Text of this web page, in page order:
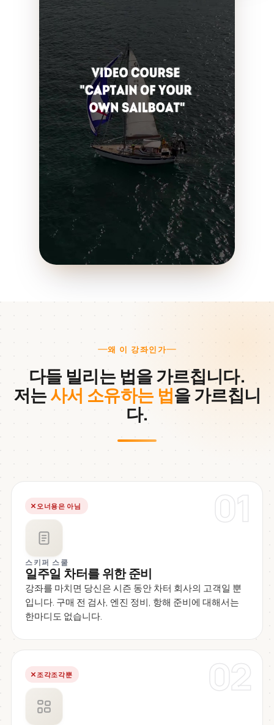
왜 이 강좌인가
다들 빌리는 법을 가르칩니다.
저는사서 소유하는 법을 가르칩니
다.
01
오너용은 아님
스키퍼 스쿨
일주일 차터를 위한 준비
강좌를 마치면 당신은 시즌 동안 차터 회사의 고객일 뿐
입니다. 구매 전 검사, 엔진 정비, 항해 준비에 대해서는
한마디도 없습니다.
02
조각조각뿐